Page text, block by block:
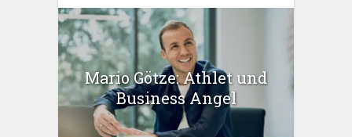
Mario Götze: Athlet und
Business Angel